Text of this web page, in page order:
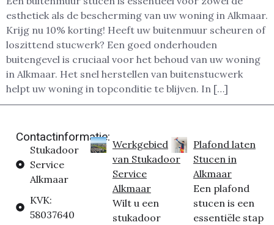
esthetiek als de bescherming van uw woning in Alkmaar.
Krijg nu 10% korting! Heeft uw buitenmuur scheuren of
loszittend stucwerk? Een goed onderhouden
buitengevel is cruciaal voor het behoud van uw woning
in Alkmaar. Het snel herstellen van buitenstucwerk
helpt uw woning in topconditie te blijven. In […]
Contactinformatie:
Stukadoor
Service
Alkmaar
KVK:
58037640
Werkgebied
van Stukadoor
Service
Alkmaar
Wilt u een
stukadoor
Plafond laten
Stucen in
Alkmaar
Een plafond
stucen is een
essentiële stap